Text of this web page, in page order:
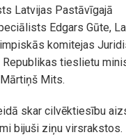
Latvijas Pastāvīgajā
Edgars Gūte,
komitejas
tieslietu
Mits.
skar cilvēktiesību
bijuši ziņu virsrakstos.